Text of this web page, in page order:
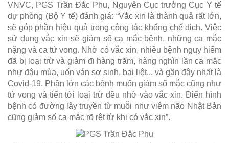
VNVC, PGS Trần Đắc Phu, Nguyên Cục trưởng Cục Y tế
dự phòng (Bộ Y tế) đánh giá: “Vắc xin là thành quả rất lớn,
sẽ góp phần hiệu quả trong công tác khống chế dịch. Việc
sử dụng vắc xin sẽ giảm số ca mắc bệnh, những ca mắc
nặng và ca tử vong. Nhờ có vắc xin, nhiều bệnh nguy hiểm
đã bị loại trừ và giảm đi hàng trăm, hàng nghìn lần ca mắc
như đậu mùa, uốn ván sơ sinh, bại liệt... và gần đây nhất là
Covid-19. Phần lớn các bệnh muốn giảm số mắc cũng như
tử vong và tiến tới loại trừ đều nhờ vào vắc xin. Điển hình
bệnh có đường lây truyền từ muỗi như viêm não Nhật Bản
cũng giảm số ca mắc rõ rệt từ khi có vắc xin”.